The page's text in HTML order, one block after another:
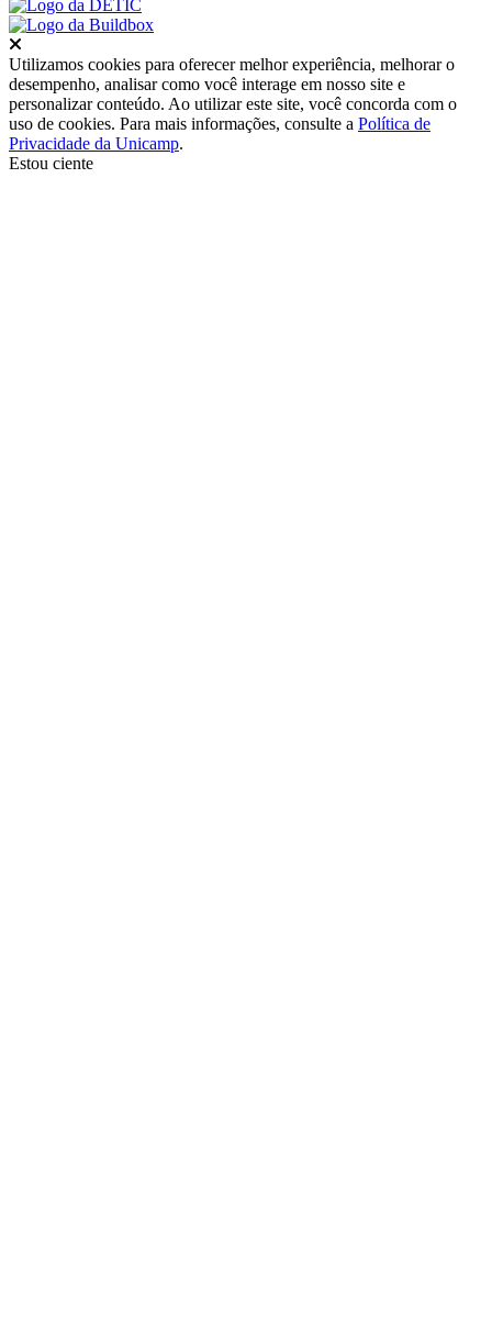
Utilizamos cookies para oferecer melhor experiência, melhorar o
desempenho, analisar como você interage em nosso site e
personalizar conteúdo. Ao utilizar este site, você concorda com o
uso de cookies. Para mais informações, consulte a Política de
Privacidade da Unicamp.
Estou ciente